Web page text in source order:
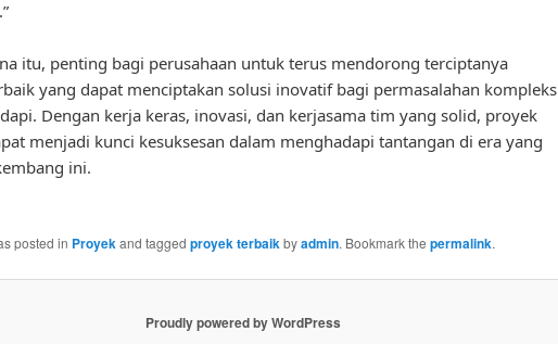
itu, penting bagi perusahaan untuk terus mendorong terciptanya
yang dapat menciptakan solusi inovatif bagi permasalahan kompleks
Dengan kerja keras, inovasi, dan kerjasama tim yang solid, proyek
menjadi kunci kesuksesan dalam menghadapi tantangan di era yang
ini.
posted in Proyek and tagged proyek terbaik byadmin. Bookmark the permalink.
Proudly powered by WordPress